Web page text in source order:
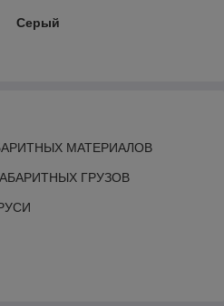
Серый
МАТЕРИАЛОВ
ГРУЗОВ